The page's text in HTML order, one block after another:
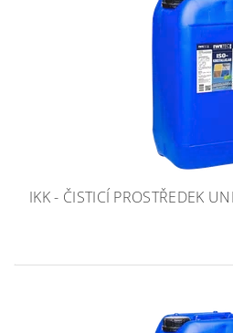
IKK - ČISTICÍ PROSTŘEDEK